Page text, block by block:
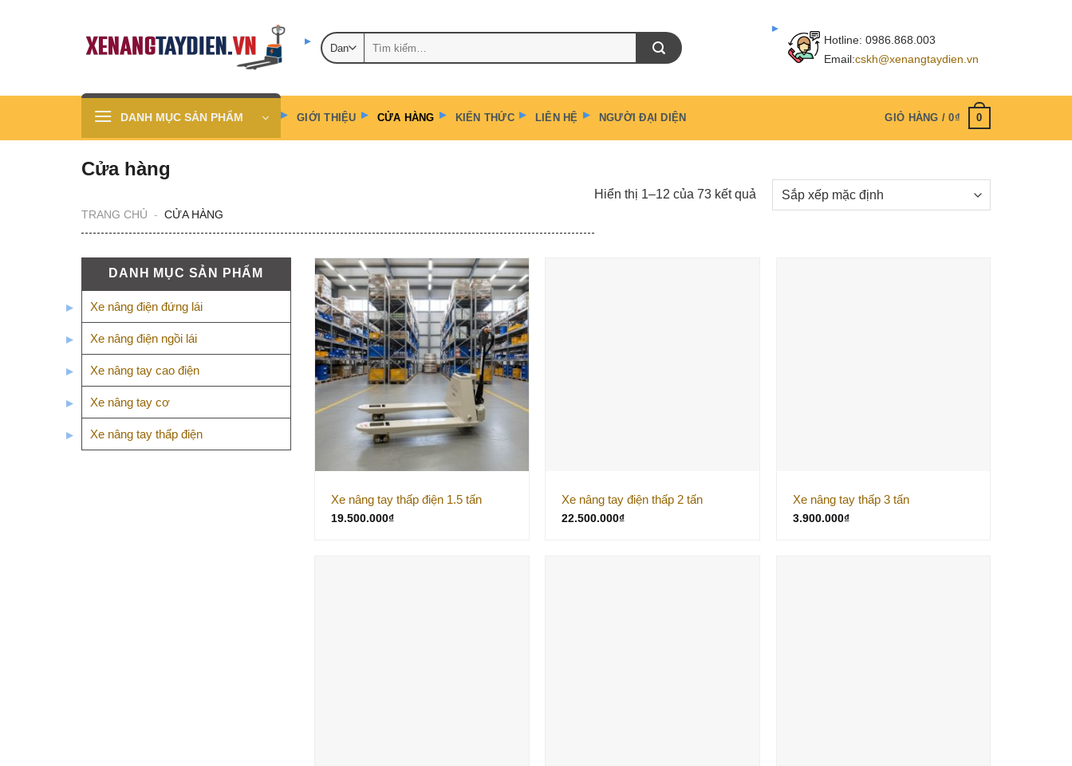
Hotline: 0986.868.003
Email:cskh@xenangtaydien.vn
DANH MỤC SẢN PHẨM GIỚI THIỆU CỬA HÀNG KIẾN THỨC LIÊN HỆ NGƯỜI ĐẠI DIỆN GIỎ HÀNG /0₫ 0
Cửa hàng
TRANG CHỦ - CỬA HÀNG
Hiển thị 1–12 của 73 kết quả
DANH MỤC SẢN PHẨM
Xe nâng điện đứng lái
Xe nâng điện ngồi lái
Xe nâng tay cao điện
Xe nâng tay cơ
Xe nâng tay thấp điện
Xe nâng tay thấp điện 1.5 tấn
19.500.000₫
Xe nâng tay điện thấp 2 tấn
22.500.000₫
Xe nâng tay thấp 3 tấn
3.900.000₫